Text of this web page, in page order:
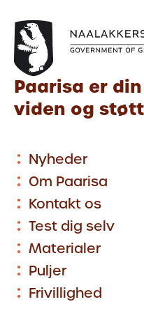
Paarisa er
viden og
Nyheder
Om Paarisa
Kontakt os
Test dig selv
Materialer
Puljer
Frivillighed